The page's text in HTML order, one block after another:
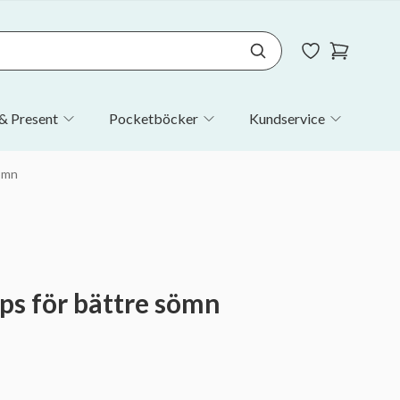
Present Pocketböcker Kundservice
för bättre sömn